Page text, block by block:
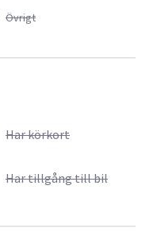
Övrigt
Har körkort
Har tillgång till bil